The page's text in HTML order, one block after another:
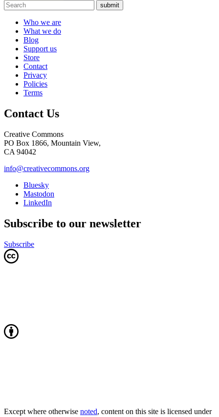
submit
Who we are
What we do
Blog
Support us
Store
Contact
Privacy
Policies
Terms
Contact Us
Creative Commons
PO Box 1866, Mountain View,
CA 94042
info@creativecommons.org
Bluesky
Mastodon
LinkedIn
Subscribe to our newsletter
Subscribe
Except where otherwise noted, content on this site is licensed under